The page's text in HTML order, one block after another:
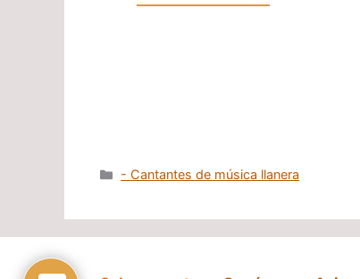
Categorías
- Cantantes de música llanera